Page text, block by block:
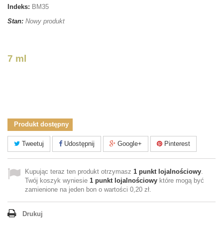
Indeks: BM35
Stan: Nowy produkt
7 ml
Produkt dostępny
Tweetuj Udostępnij Google+ Pinterest
Kupując teraz ten produkt otrzymasz 1 punkt lojalnościowy.
Twój koszyk wyniesie 1 punkt lojalnościowy które mogą być
zamienione na jeden bon o wartości 0,20 zł.
Drukuj